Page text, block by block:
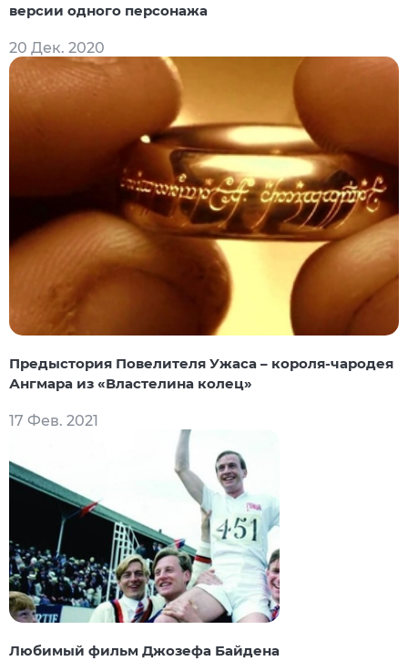
версии одного персонажа
20 Дек. 2020
Предыстория Повелителя Ужаса – короля-чародея
Ангмара из «Властелина колец»
17 Фев. 2021
Любимый фильм Джозефа Байдена